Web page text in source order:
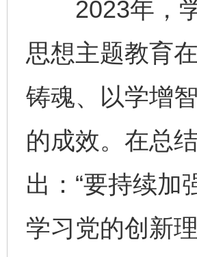
2023年，学
思想主题教育
铸魂、以学增
的成效。在总
出：“要持续加
学习党的创新